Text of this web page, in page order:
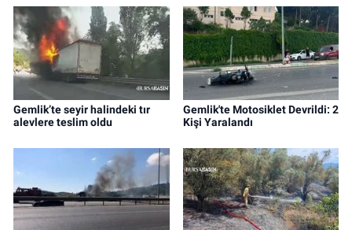
Gemlik’te seyir halindeki tır
alevlere teslim oldu
Gemlik'te Motosiklet Devrildi: 2
Kişi Yaralandı